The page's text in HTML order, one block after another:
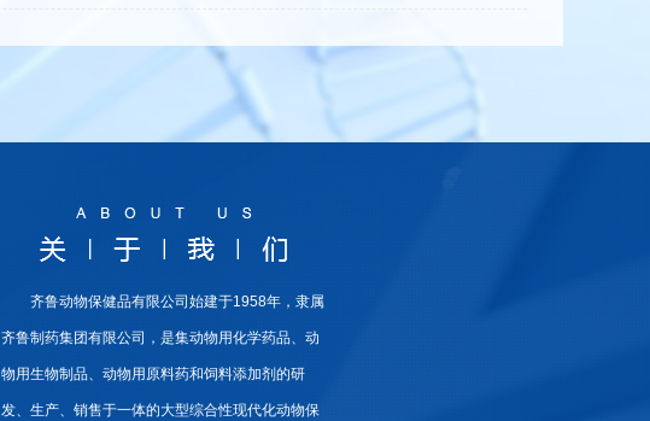
齐鲁动物保健品有限公司始建于1958年，隶属
齐鲁制药集团有限公司，是集动物用化学药品、动
物用生物制品、动物用原料药和饲料添加剂的研
发、生产、销售于一体的大型综合性现代化动物保